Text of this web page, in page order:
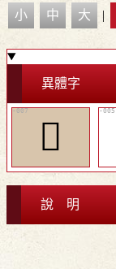
小 中 大 |
異體字
󱬍
說 明